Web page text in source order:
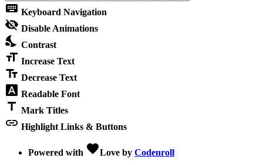
keyboard Keyboard Navigation
visibility_off Disable Animations
nights_stay Contrast
format_size Increase Text
text_fields Decrease Text
font_download Readable Font
title Mark Titles
link Highlight Links & Buttons
Powered with favoriteLove by Codenroll